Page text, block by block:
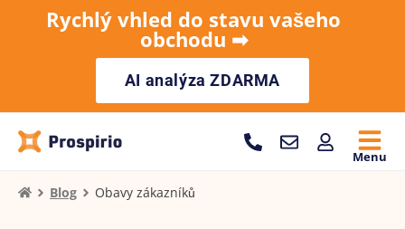
Rychlý vhled do stavu vašeho
obchodu ➡︎
AI analýza ZDARMA
Menu
Blog Obavy zákazníků